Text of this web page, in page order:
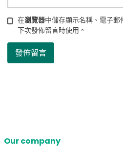
在瀏覽器中儲存顯示名稱、電子
下次發佈留言時使用。
Our company